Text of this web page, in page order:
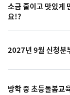
소금 줄이고 맛있게
요!?
2027년 9월 신청분
방학 중 초등돌봄교